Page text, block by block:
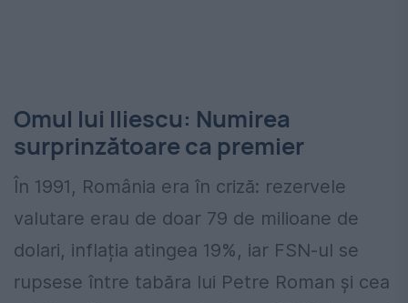
Omul lui Iliescu: Numirea
surprinzătoare ca premier
În 1991, România era în criză: rezervele
valutare erau de doar 79 de milioane de
dolari, inflația atingea 19%, iar FSN-ul se
rupsese între tabăra lui Petre Roman și cea